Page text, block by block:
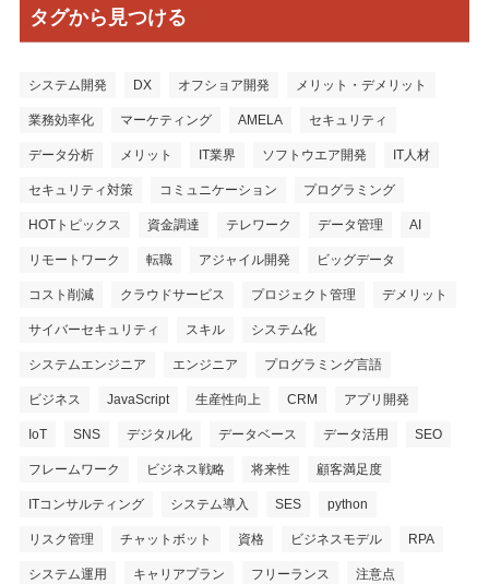
タグから見つける
システム開発 DX オフショア開発 メリット・デメリット
業務効率化 マーケティング AMELA セキュリティ
データ分析 メリット IT業界 ソフトウエア開発 IT人材
セキュリティ対策 コミュニケーション プログラミング
HOTトピックス 資金調達 テレワーク データ管理 AI
リモートワーク 転職 アジャイル開発 ビッグデータ
コスト削減 クラウドサービス プロジェクト管理 デメリット
サイバーセキュリティ スキル システム化
システムエンジニア エンジニア プログラミング言語
ビジネス JavaScript 生産性向上 CRM アプリ開発
IoT SNS デジタル化 データベース データ活用 SEO
フレームワーク ビジネス戦略 将来性 顧客満足度
ITコンサルティング システム導入 SES python
リスク管理 チャットボット 資格 ビジネスモデル RPA
システム運用 キャリアプラン フリーランス 注意点